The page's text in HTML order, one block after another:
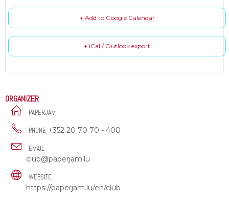
+ Add to Google Calendar
+ iCal / Outlook export
ORGANIZER
PAPERJAM
PHONE +352 20 70 70 - 400
EMAIL
club@paperjam.lu
WEBSITE
https://paperjam.lu/en/club